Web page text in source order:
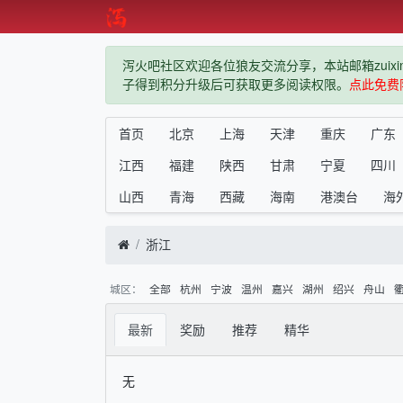
泻火吧社区欢迎各位狼友交流分享，本站邮箱
子得到积分升级后可获取更多阅读权限。 点此免
首页 北京 上海 天津 重庆 广东
江西
福建 陕西 甘肃 宁夏 四川
山西
青海 西藏 海南 港澳台 海
浙江
城区： 全部 杭州 宁波 温州 嘉兴 湖州 绍兴 舟山
最新 奖励 推荐 精华
无